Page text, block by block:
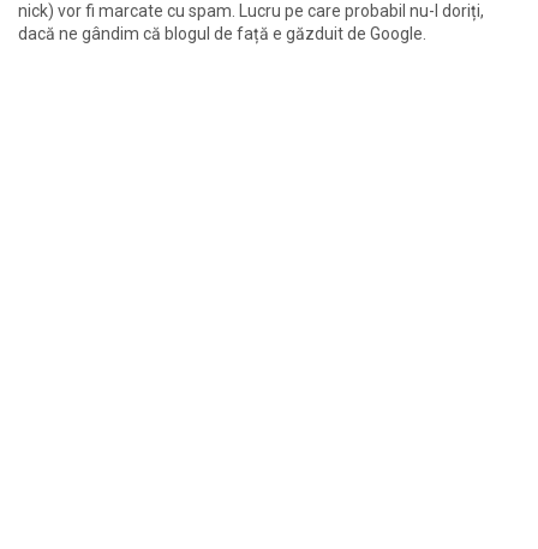
nick) vor fi marcate cu spam. Lucru pe care probabil nu-l doriți,
dacă ne gândim că blogul de față e găzduit de Google.